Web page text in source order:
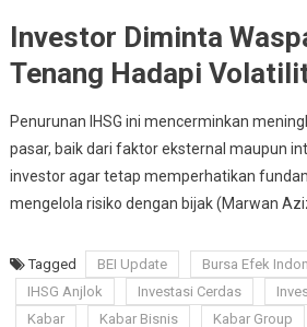
Investor Diminta
Tenang Hadapi
Penurunan IHSG ini mencerminkan
pasar, baik dari faktor eksternal maupun
investor agar tetap memperhatikan
mengelola risiko dengan bijak (Marwan
Tagged BEI Update Bursa Efek
IHSG Anjlok
Investasi Cerdas
Kabar
Kabar Bisnis Kabar Group